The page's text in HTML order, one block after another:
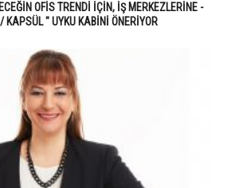
OFİS TRENDİ İÇİN, İŞ MERKEZLERİNE -
KAPSÜL " UYKU KABİNİ ÖNERİYOR